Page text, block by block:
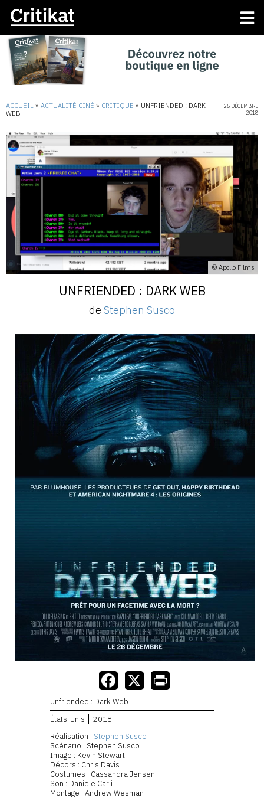
ACCUEIL » ACTUALITÉ CINÉ » CRITIQUE » UNFRIENDED : DARK
WEB
25 DÉCEMBRE
2018
© Apollo Films
UNFRIENDED : DARK WEB
de Stephen Susco
Unfriended : Dark Web
États-Unis
2018
Réalisation : Stephen Susco
Scénario : Stephen Susco
Image : Kevin Stewart
Décors : Chris Davis
Costumes : Cassandra Jensen
Son : Daniele Carli
Montage : Andrew Wesman